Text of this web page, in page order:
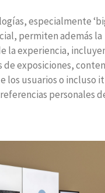
especialmente
permiten además la
la experiencia,
de exposiciones,
los usuarios o incluso
personales